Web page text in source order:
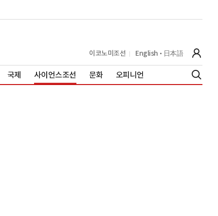
이코노미조선 English 日本語
국제 사이언스조선 문화 오피니언